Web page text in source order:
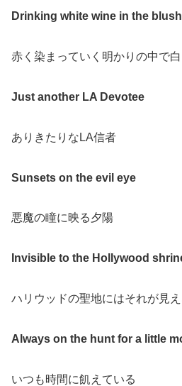
Drinking white wine in the
赤く染まっていく明かりの中で
Just another LA Devotee
ありきたりなLA信者
Sunsets on the evil eye
悪魔の瞳に映る夕陽
Invisible to the Hollywood
ハリウッドの聖地にはそれが見
Always on the hunt for a little
いつも時間に飢えている